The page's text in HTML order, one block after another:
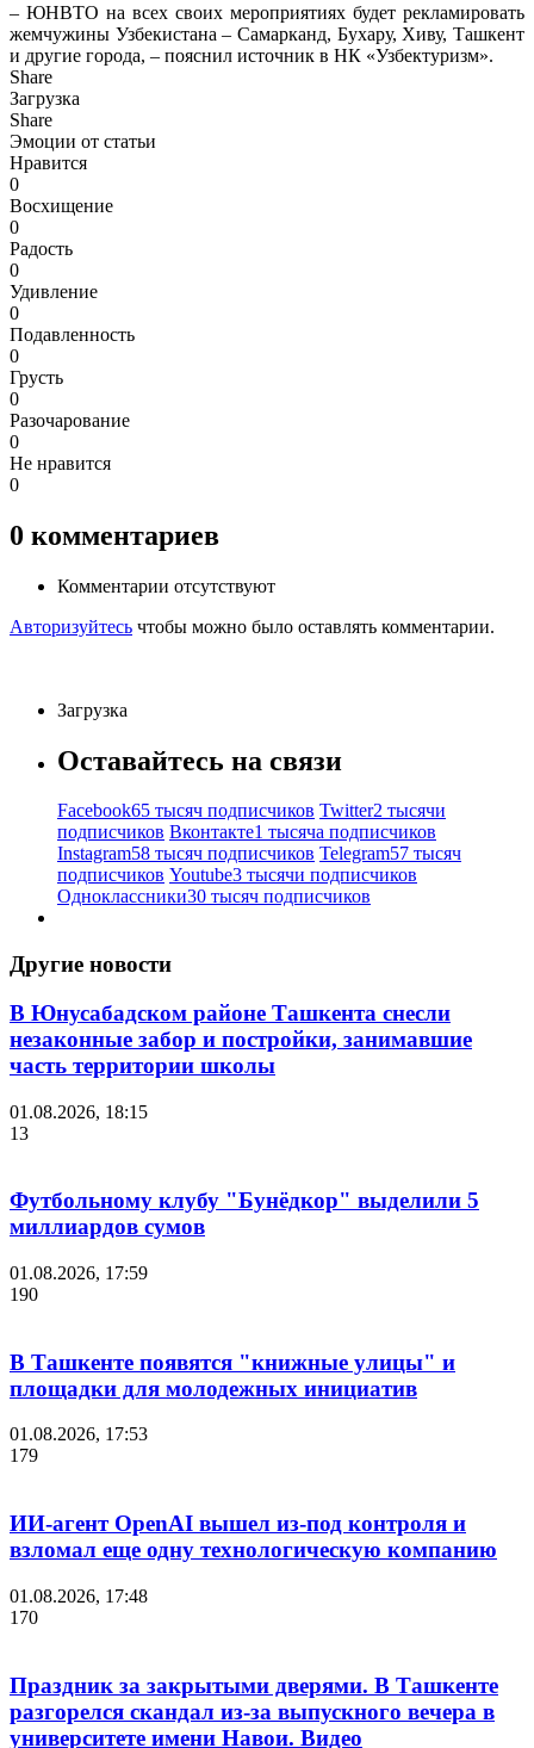
– ЮНВТО на всех своих мероприятиях будет рекламировать
жемчужины Узбекистана – Самарканд, Бухару, Хиву, Ташкент
и другие города, – пояснил источник в НК «Узбектуризм».
Share
Загрузка
Share
Эмоции от статьи
Нравится
0
Восхищение
0
Радость
0
Удивление
0
Подавленность
0
Грусть
0
Разочарование
0
Не нравится
0
0 комментариев
Комментарии отсутствуют
Авторизуйтесь чтобы можно было оставлять комментарии.
Загрузка
Оставайтесь на связи
Facebook65 тысяч подписчиков Twitter2 тысячи
подписчиков Вконтакте1 тысяча подписчиков
Instagram58 тысяч подписчиков Telegram57 тысяч
подписчиков Youtube3 тысячи подписчиков
Одноклассники30 тысяч подписчиков
Другие новости
В Юнусабадском районе Ташкента снесли
незаконные забор и постройки, занимавшие
часть территории школы
01.08.2026, 18:15
13
Футбольному клубу "Бунёдкор" выделили 5
миллиардов сумов
01.08.2026, 17:59
190
В Ташкенте появятся "книжные улицы" и
площадки для молодежных инициатив
01.08.2026, 17:53
179
ИИ-агент OpenAI вышел из-под контроля и
взломал еще одну технологическую компанию
01.08.2026, 17:48
170
Праздник за закрытыми дверями. В Ташкенте
разгорелся скандал из-за выпускного вечера в
университете имени Навои. Видео